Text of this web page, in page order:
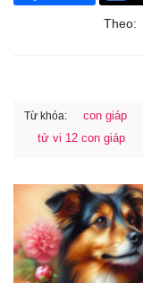
Theo:
Từ khóa: con giáp
tử vi 12 con giáp